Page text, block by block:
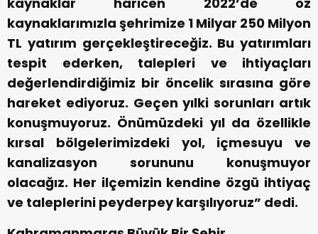
kaynaklarımızla şehrimize 1 Milyar 250 Milyon
TL yatırım gerçekleştireceğiz. Bu yatırımları
tespit ederken, talepleri ve ihtiyaçları
değerlendirdiğimiz bir öncelik sırasına göre
hareket ediyoruz. Geçen yılki sorunları artık
konuşmuyoruz. Önümüzdeki yıl da özellikle
kırsal bölgelerimizdeki yol, içmesuyu ve
kanalizasyon sorununu konuşmuyor
olacağız. Her ilçemizin kendine özgü ihtiyaç
ve taleplerini peyderpey karşılıyoruz” dedi.